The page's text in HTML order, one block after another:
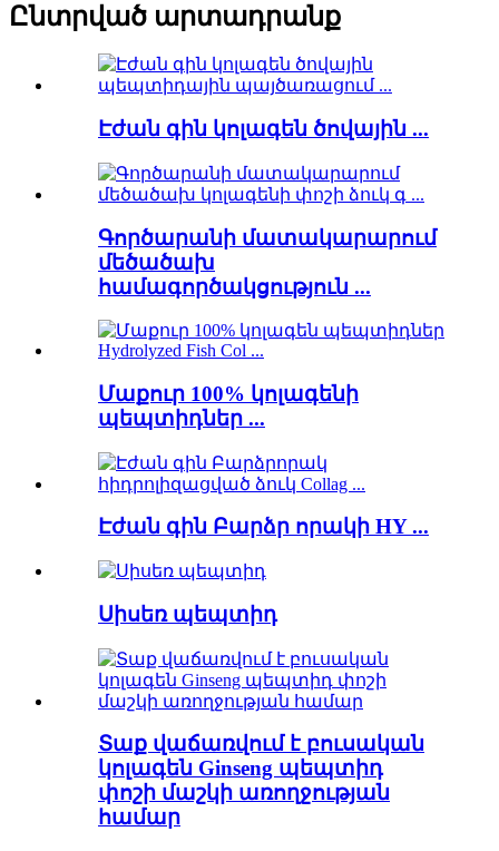
Ընտրված արտադրանք
Էժան գին կոլագեն ծովային ...
Գործարանի մատակարարում
մեծածախ
համագործակցություն ...
Մաքուր 100% կոլագենի
պեպտիդներ ...
Էժան գին Բարձր որակի HY ...
Սիսեռ պեպտիդ
Տաք վաճառվում է բուսական
կոլագեն Ginseng պեպտիդ
փոշի մաշկի առողջության
համար